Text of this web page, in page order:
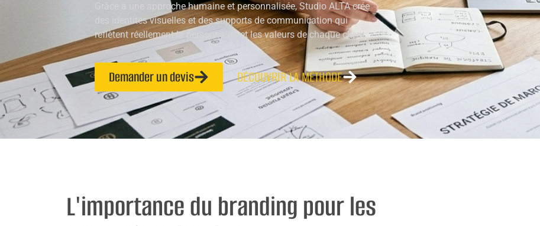
Grâce à une approche humaine et personnalisée, Studio ALTA crée
des identités visuelles et des supports de communication qui
reflètent réellement la personnalité et les valeurs de chaque client.
Demander un devis DÉCOUVRIR LA MÉTHODE
L'importance du branding pour les